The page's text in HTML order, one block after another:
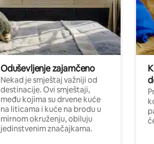
Oduševljenje zajamčeno
Nekad je smještaj važniji od
destinacije. Ovi smještaji,
među kojima su drvene kuće
na liticama i kuće na brodu u
mirnom okruženju, obiluju
jedinstvenim značajkama.